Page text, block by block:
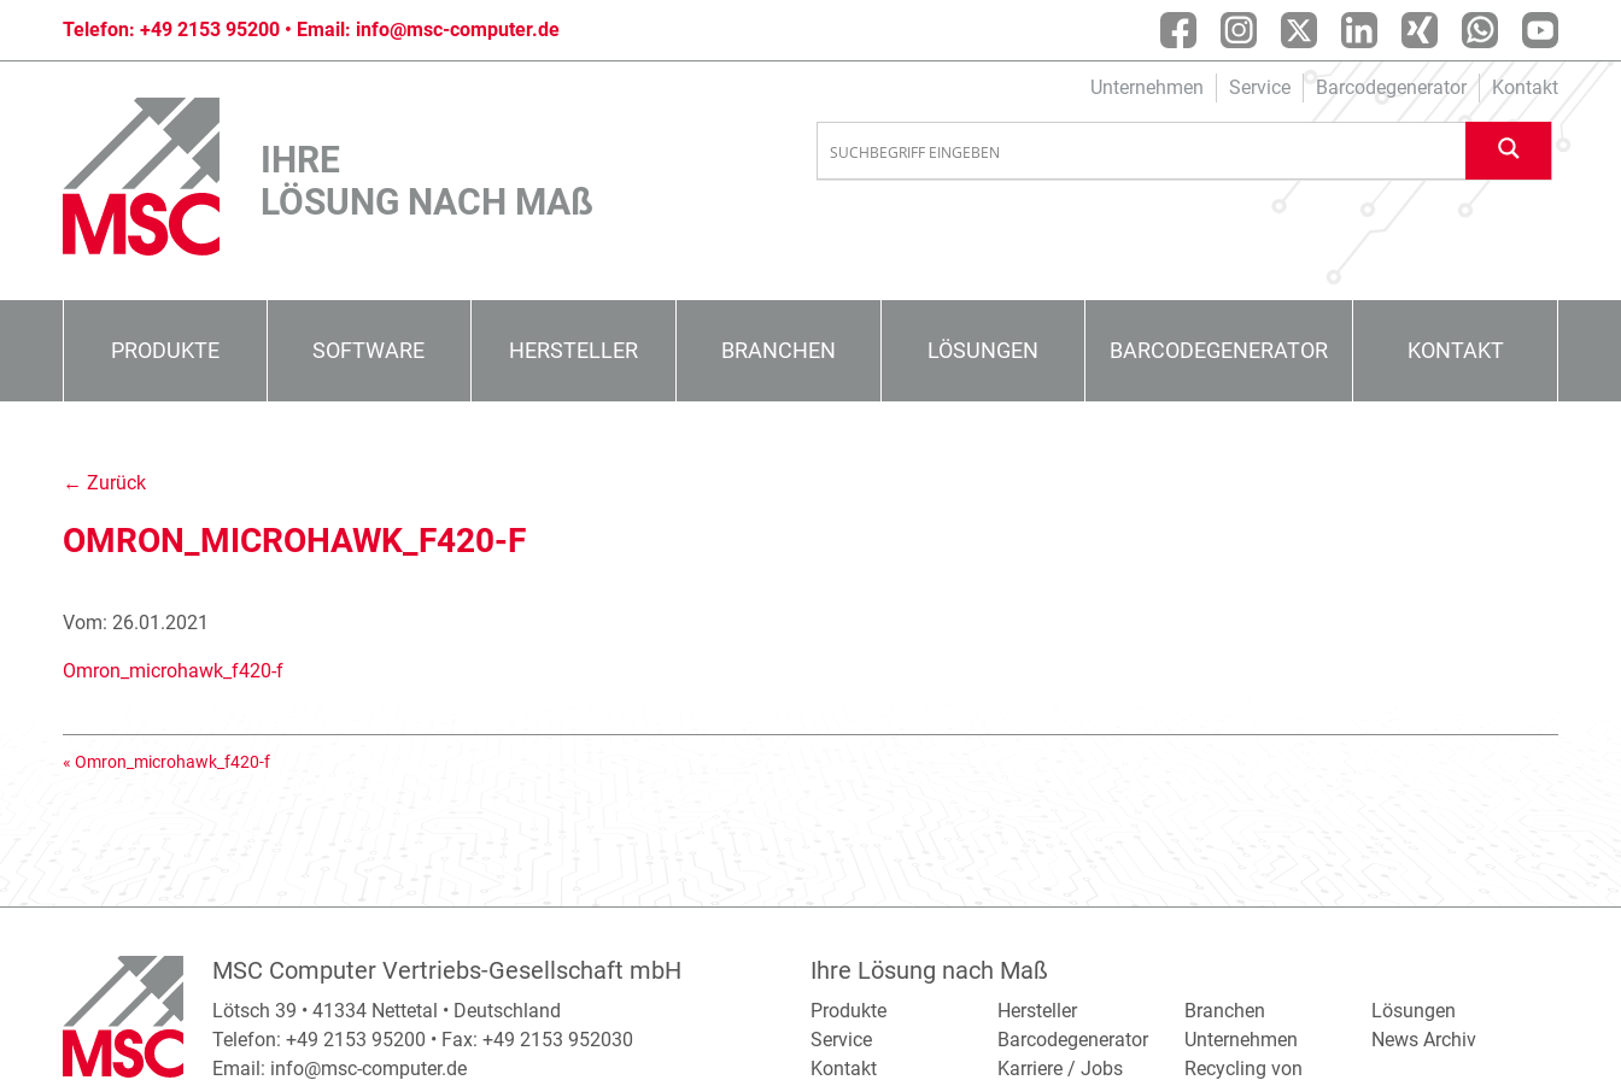
Telefon: +49 2153 95200 • Email: info@msc-computer.de
Unternehmen Service Barcodegenerator Kontakt
IHRE
LÖSUNG NACH MAß
PRODUKTE SOFTWARE HERSTELLER BRANCHEN LÖSUNGEN BARCODEGENERATOR KONTAKT
← Zurück
OMRON_MICROHAWK_F420-F
Vom: 26.01.2021
Omron_microhawk_f420-f
« Omron_microhawk_f420-f
MSC Computer Vertriebs-Gesellschaft mbH
Lötsch 39 • 41334 Nettetal • Deutschland
Telefon: +49 2153 95200 • Fax: +49 2153 952030
Email: info@msc-computer.de
Ihre Lösung nach Maß
Produkte Hersteller Branchen
Lösungen
Service
Barcodegenerator Unternehmen
News Archiv
Kontakt
Karriere / Jobs Recycling von